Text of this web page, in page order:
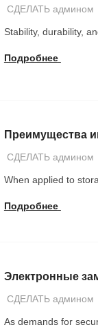
СДЕЛАТЬ админом
Stability, durability,
Подробнее
Преимущества
СДЕЛАТЬ админом
When applied to
Подробнее
Электронные
СДЕЛАТЬ админом
As demands for